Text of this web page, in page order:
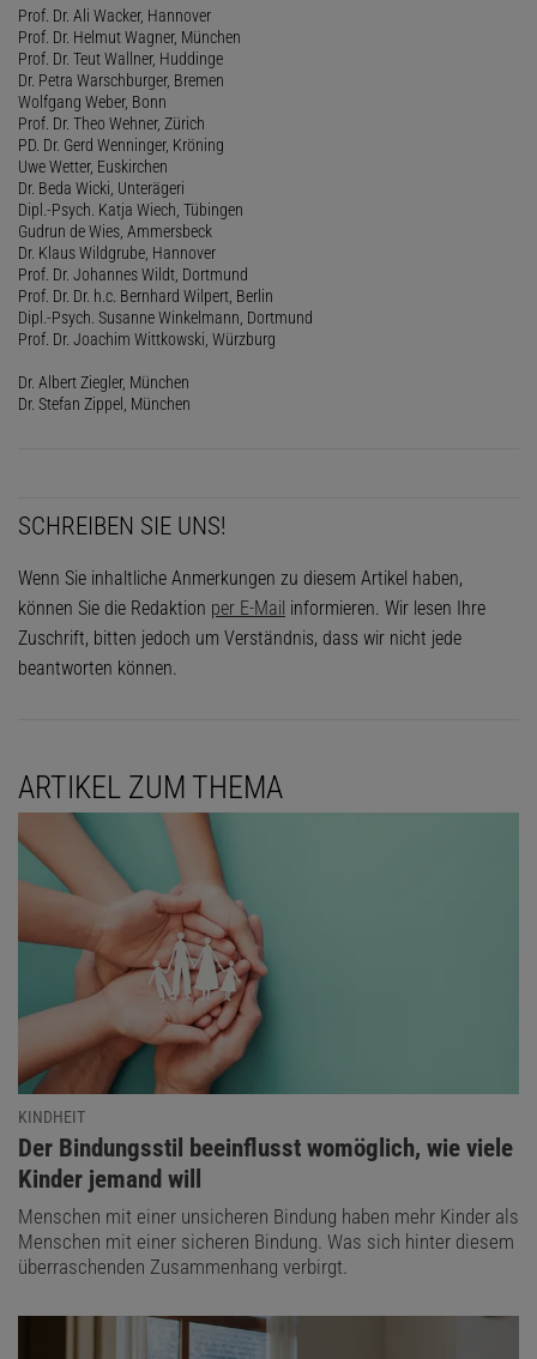
Prof. Dr. Ali Wacker, Hannover
Prof. Dr. Helmut Wagner, München
Prof. Dr. Teut Wallner, Huddinge
Dr. Petra Warschburger, Bremen
Wolfgang Weber, Bonn
Prof. Dr. Theo Wehner, Zürich
PD. Dr. Gerd Wenninger, Kröning
Uwe Wetter, Euskirchen
Dr. Beda Wicki, Unterägeri
Dipl.-Psych. Katja Wiech, Tübingen
Gudrun de Wies, Ammersbeck
Dr. Klaus Wildgrube, Hannover
Prof. Dr. Johannes Wildt, Dortmund
Prof. Dr. Dr. h.c. Bernhard Wilpert, Berlin
Dipl.-Psych. Susanne Winkelmann, Dortmund
Prof. Dr. Joachim Wittkowski, Würzburg
Dr. Albert Ziegler, München
Dr. Stefan Zippel, München
SCHREIBEN SIE UNS!
Wenn Sie inhaltliche Anmerkungen zu diesem Artikel haben,
können Sie die Redaktion per E-Mail informieren. Wir lesen Ihre
Zuschrift, bitten jedoch um Verständnis, dass wir nicht jede
beantworten können.
ARTIKEL ZUM THEMA
KINDHEIT
:
Der Bindungsstil beeinflusst womöglich, wie viele
Kinder jemand will
Menschen mit einer unsicheren Bindung haben mehr Kinder als
Menschen mit einer sicheren Bindung. Was sich hinter diesem
überraschenden Zusammenhang verbirgt.